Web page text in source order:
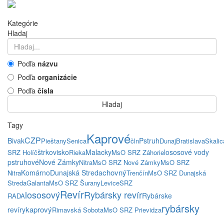
Kategórie
Hladaj
Podľa názvu
Podľa organizácie
Podľa čísla
Hladaj
Tagy
BivakCZPPieštanySenicaKaprovéčlnPstruhDunajBratislava
SRZ HolíčštrkoviskoRiekaMalackyMsO SRZ Záhorielososové vody
pstruhovéNové ZámkyNitraMsO SRZ Nové ZámkyMsO SRZ
NitraKomárnoDunajská StredachovnýTrenčínMsO SRZ Dunajská
StredaGalantaMsO SRZ ŠuranyLeviceSRZ
RADAlososovýRevírRybársky revírRybárske
revírykaprovýRimavská SobotaMsO SRZ Prievidzarybársky